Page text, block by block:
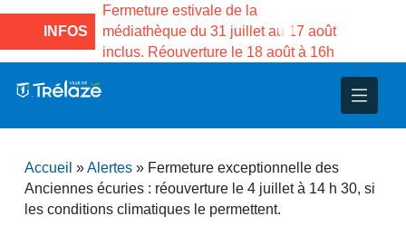
INFOS
la Maison des
de Gama du
Fermeture estivale de la
médiathèque du 31 juillet au 17 août
inclus. Réouverture le 18 août à 16h
Projets
– Jumelage
Accueil »Alertes » Fermeture exceptionnelle des
Anciennes écuries : réouverture le 4 juillet à 14 h 30, si
les conditions climatiques le permettent.